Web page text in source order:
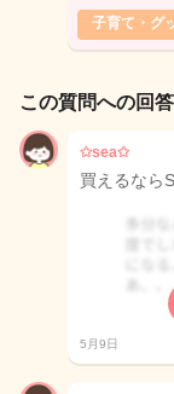
子育て・グ
この質問への回答
✩sea✩
買えるなら
5月9日